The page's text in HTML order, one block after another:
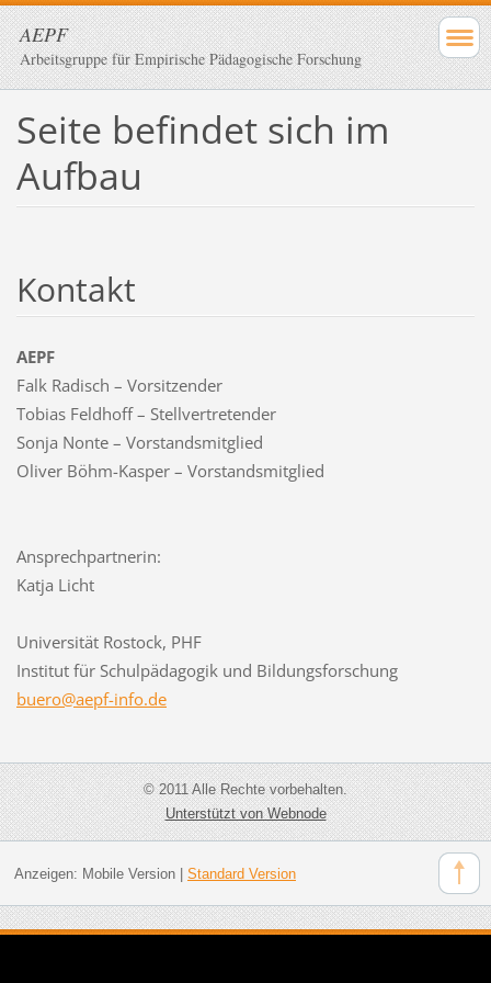
AEPF
Arbeitsgruppe für Empirische Pädagogische Forschung
Seite befindet sich im
Aufbau
Kontakt
AEPF
Falk Radisch – Vorsitzender
Tobias Feldhoff – Stellvertretender
Sonja Nonte – Vorstandsmitglied
Oliver Böhm-Kasper – Vorstandsmitglied
Ansprechpartnerin:
Katja Licht
Universität Rostock, PHF
Institut für Schulpädagogik und Bildungsforschung
buero@aepf-info.de
© 2011 Alle Rechte vorbehalten.
Unterstützt von Webnode
Anzeigen: Mobile Version| Standard Version